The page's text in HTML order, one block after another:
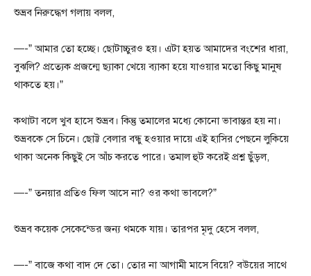
শুভ্রব নিরুদ্ধেগ গলায় বলল,
—-” আমার তো হচ্ছে। ছোটাচ্চুরও হয়। এটা হয়ত আমাদের বংশের ধারা,
বুঝলি? প্রত্যেক প্রজন্মে ছ্যাকা খেয়ে ব্যাকা হয়ে যাওয়ার মতো কিছু মানুষ
থাকতে হয়।”
কথাটা বলে খুব হাসে শুভ্রব। কিন্তু তমালের মধ্যে কোনো ভাবান্তর হয় না।
শুভ্রবকে সে চিনে। ছোট্ট বেলার বন্ধু হওয়ার দায়ে এই হাসির পেছনে লুকিয়ে
থাকা অনেক কিছুই সে আঁচ করতে পারে। তমাল হুট করেই প্রশ্ন ছুঁড়ল,
—-” তনয়ার প্রতিও ফিল আসে না? ওর কথা ভাবলে?”
শুভ্রব কয়েক সেকেন্ডের জন্য থমকে যায়। তারপর মৃদু হেসে বলল,
—-” বাজে কথা বাদ দে তো। তোর না আগামী মাসে বিয়ে? বউয়ের সাথে